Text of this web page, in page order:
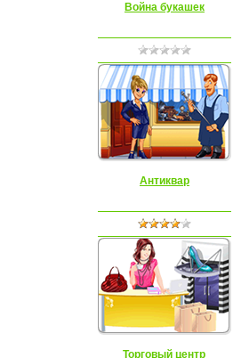
Война букашек
Антиквар
Торговый центр